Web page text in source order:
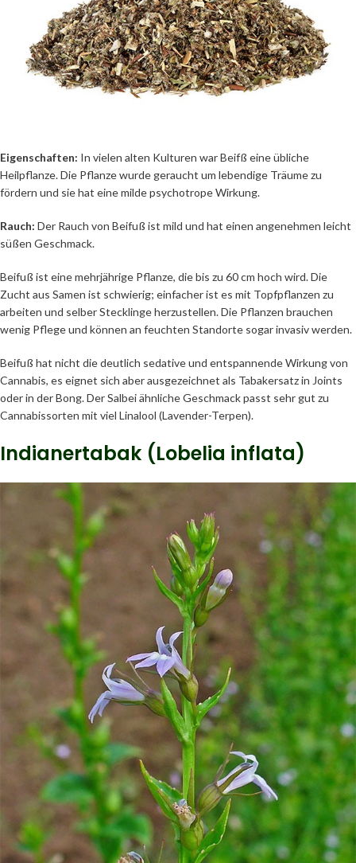
Eigenschaften: In vielen alten Kulturen war Beifß eine übliche
Heilpflanze. Die Pflanze wurde geraucht um lebendige Träume zu
fördern und sie hat eine milde psychotrope Wirkung.
Rauch: Der Rauch von Beifuß ist mild und hat einen angenehmen leicht
süßen Geschmack.
Beifuß ist eine mehrjährige Pflanze, die bis zu 60 cm hoch wird. Die
Zucht aus Samen ist schwierig; einfacher ist es mit Topfpflanzen zu
arbeiten und selber Stecklinge herzustellen. Die Pflanzen brauchen
wenig Pflege und können an feuchten Standorte sogar invasiv werden.
Beifuß hat nicht die deutlich sedative und entspannende Wirkung von
Cannabis, es eignet sich aber ausgezeichnet als Tabakersatz in Joints
oder in der Bong. Der Salbei ähnliche Geschmack passt sehr gut zu
Cannabissorten mit viel Linalool (Lavender-Terpen).
Indianertabak (Lobelia inflata)